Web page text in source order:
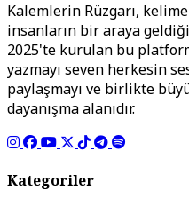
Kalemlerin Rüzgarı,
insanların bir araya
2025'te kurulan bu
yazmayı seven herkesin
paylaşmayı ve birlikte
dayanışma alanıdır.
Kategoriler